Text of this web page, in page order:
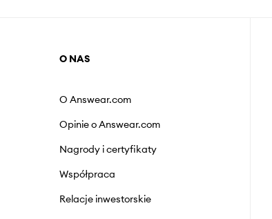
O NAS
O Answear.com
Opinie o Answear.com
Nagrody i certyfikaty
Współpraca
Relacje inwestorskie